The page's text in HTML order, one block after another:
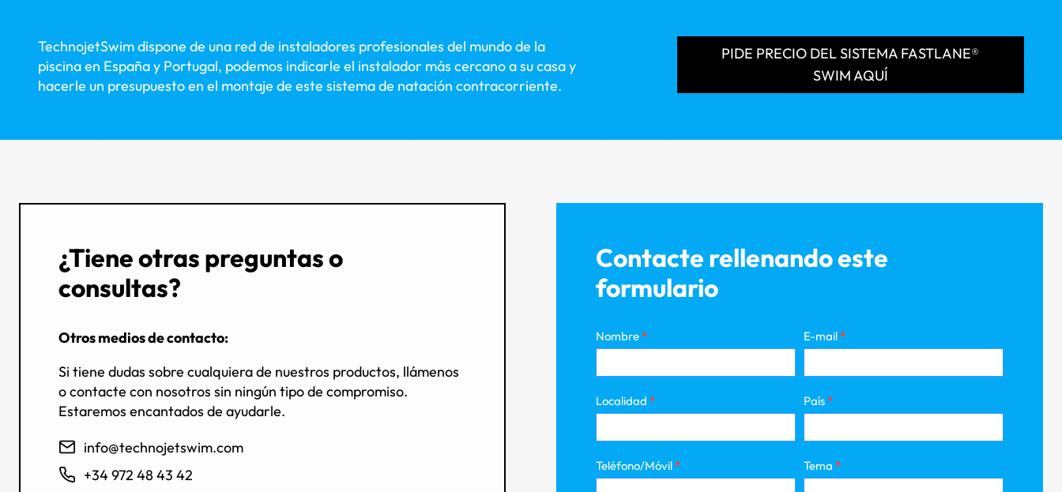
TechnojetSwim dispone de una red de instaladores profesionales del mundo de la
piscina en España y Portugal, podemos indicarle el instalador más cercano a su casa y
hacerle un presupuesto en el montaje de este sistema de natación contracorriente.
PIDE PRECIO DEL SISTEMA FASTLANE®
SWIM AQUÍ
¿Tiene otras preguntas o
consultas?
Otros medios de contacto:
Si tiene dudas sobre cualquiera de nuestros productos, llámenos
o contacte con nosotros sin ningún tipo de compromiso.
Estaremos encantados de ayudarle.
info@technojetswim.com
+34 972 48 43 42
Contacte rellenando este
formulario
Nombre* E-mail*
Localidad * País*
Teléfono/Móvil* Tema*